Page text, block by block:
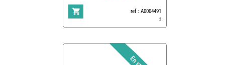
ref : A0004491
2